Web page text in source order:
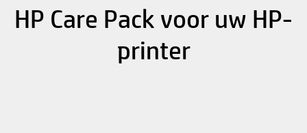
HP Care Pack voor uw HP-
printer